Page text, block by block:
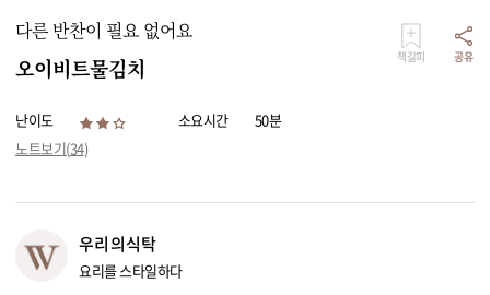
다른 반찬이 필요 없어요
오이비트물김치 책갈피 공유
난이도 소요시간
50분
노트보기(34)
우리의식탁
요리를 스타일하다